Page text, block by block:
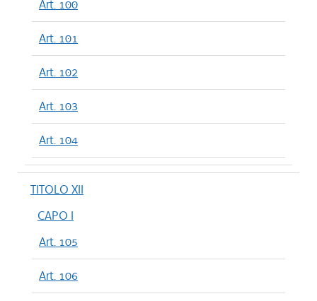
Art. 100
Art. 101
Art. 102
Art. 103
Art. 104
TITOLO XII
CAPO I
Art. 105
Art. 106